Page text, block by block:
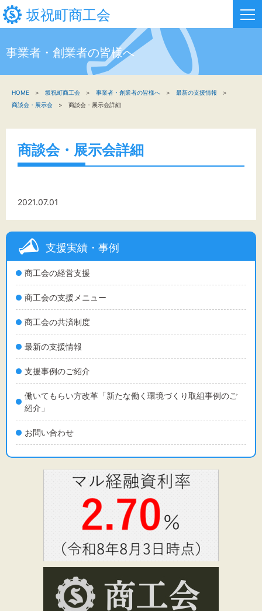
坂祝町商工会
新着情報
関係機関の方へ
文字サイズ
事業者・創業者の皆様へ
支援実績・事例
商工会の経営支援
商工会の支援メニュー
商工会の共済制度
最新の支援情報
支援事例のご紹介
働いてもらい方改革「新たな働く環境づくり取組事例のご
紹介」
お問い合わせ
HOME 坂祝町商工会 事業者・創業者の皆様へ
最新の支援情報
商談会・展示会
商談会・展示会詳細
商談会・展示会詳細
2021.07.01